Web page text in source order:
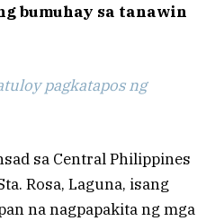
bumuhay sa tanawin
pagkatapos ng
sa Central Philippines
Rosa, Laguna, isang
na nagpapakita ng mga